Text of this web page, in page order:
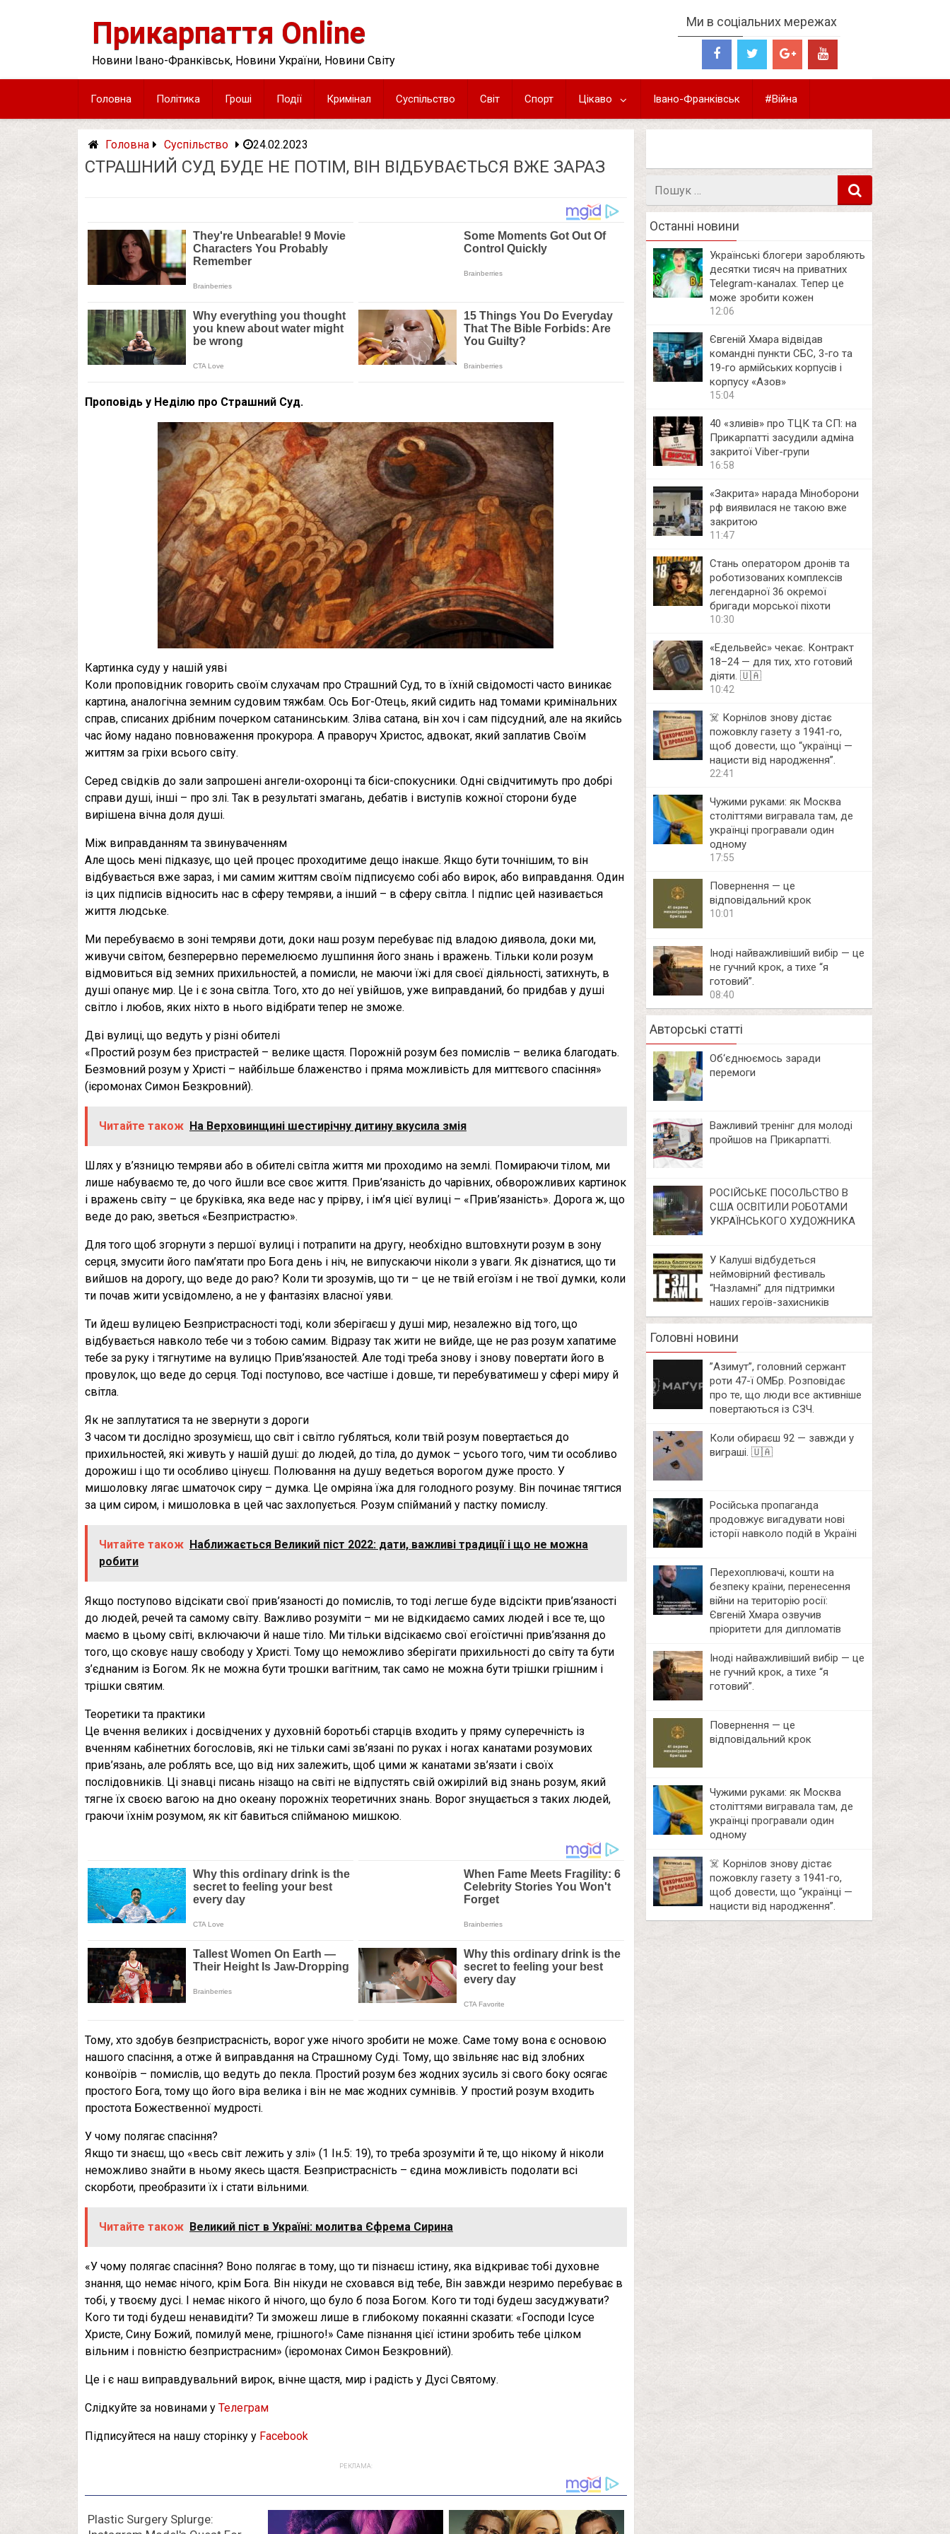
Прикарпаття Online
Новини Івано-Франківськ, Новини України, Новини Світу
Ми в соціальних мережах
Головна Політика Гроші Події Кримінал Суспільство Світ Спорт Цікаво Івано-Франківськ #Війна
Головна Суспільство 24.02.2023
СТРАШНИЙ СУД БУДЕ НЕ ПОТІМ, ВІН ВІДБУВАЄТЬСЯ ВЖЕ ЗАРАЗ
Проповідь у Неділю про Страшний Суд.
Картинка суду у нашій уяві
Коли проповідник говорить своїм слухачам про Страшний Суд, то в їхній свідомості часто виникає
картина, аналогічна земним судовим тяжбам. Ось Бог-Отець, який сидить над томами кримінальних
справ, списаних дрібним почерком сатанинським. Зліва сатана, він хоч і сам підсудний, але на якийсь
час йому надано повноваження прокурора. А праворуч Христос, адвокат, який заплатив Своїм
життям за гріхи всього світу.
Серед свідків до зали запрошені ангели-охоронці та біси-спокусники. Одні свідчитимуть про добрі
справи душі, інші – про злі. Так в результаті змагань, дебатів і виступів кожної сторони буде
вирішена вічна доля душі.
Між виправданням та звинуваченням
Але щось мені підказує, що цей процес проходитиме дещо інакше. Якщо бути точнішим, то він
відбувається вже зараз, і ми самим життям своїм підписуємо собі або вирок, або виправдання. Один
із цих підписів відносить нас в сферу темряви, а інший – в сферу світла. І підпис цей називається
життя людське.
Ми перебуваємо в зоні темряви доти, доки наш розум перебуває під владою диявола, доки ми,
живучи світом, безперервно перемелюємо лушпиння його знань і вражень. Тільки коли розум
відмовиться від земних прихильностей, а помисли, не маючи їжі для своєї діяльності, затихнуть, в
душі опанує мир. Це і є зона світла. Того, хто до неї увійшов, уже виправданий, бо придбав у душі
світло і любов, яких ніхто в нього відібрати тепер не зможе.
Дві вулиці, що ведуть у різні обителі
«Простий розум без пристрастей – велике щастя. Порожній розум без помислів – велика благодать.
Безмовний розум у Христі – найбільше блаженство і пряма можливість для миттєвого спасіння»
(ієромонах Симон Безкровний).
Читайте також На Верховинщині шестирічну дитину вкусила змія
Шлях у в’язницю темряви або в обителі світла життя ми проходимо на землі. Помираючи тілом, ми
лише набуваємо те, до чого йшли все своє життя. Прив’язаність до чарівних, обворожливих картинок
і вражень світу – це бруківка, яка веде нас у прірву, і ім’я цієї вулиці – «Прив’язаність». Дорога ж, що
веде до раю, зветься «Безпристрастю».
Для того щоб згорнути з першої вулиці і потрапити на другу, необхідно вштовхнути розум в зону
серця, змусити його пам’ятати про Бога день і ніч, не випускаючи ніколи з уваги. Як дізнатися, що ти
вийшов на дорогу, що веде до раю? Коли ти зрозумів, що ти – це не твій егоїзм і не твої думки, коли
ти почав жити усвідомлено, а не у фантазіях власної уяви.
Ти йдеш вулицею Безпристрасності тоді, коли зберігаєш у душі мир, незалежно від того, що
відбувається навколо тебе чи з тобою самим. Відразу так жити не вийде, ще не раз розум хапатиме
тебе за руку і тягнутиме на вулицю Прив’язаностей. Але тоді треба знову і знову повертати його в
провулок, що веде до серця. Тоді поступово, все частіше і довше, ти перебуватимеш у сфері миру й
світла.
Як не заплутатися та не звернути з дороги
З часом ти дослідно зрозумієш, що світ і світло губляться, коли твій розум повертається до
прихильностей, які живуть у нашій душі: до людей, до тіла, до думок – усього того, чим ти особливо
дорожиш і що ти особливо цінуєш. Полювання на душу ведеться ворогом дуже просто. У
мишоловку лягає шматочок сиру – думка. Це омріяна їжа для голодного розуму. Він починає тягтися
за цим сиром, і мишоловка в цей час захлопується. Розум спійманий у пастку помислу.
Читайте також Наближається Великий піст 2022: дати, важливі традиції і що не можна
робити
Якщо поступово відсікати свої прив’язаності до помислів, то тоді легше буде відсікти прив’язаності
до людей, речей та самому світу. Важливо розуміти – ми не відкидаємо самих людей і все те, що
маємо в цьому світі, включаючи й наше тіло. Ми тільки відсікаємо свої егоїстичні прив’язання до
того, що сковує нашу свободу у Христі. Тому що неможливо зберігати прихильності до світу та бути
з’єднаним із Богом. Як не можна бути трошки вагітним, так само не можна бути трішки грішним і
трішки святим.
Теоретики та практики
Це вчення великих і досвідчених у духовній боротьбі старців входить у пряму суперечність із
вченням кабінетних богословів, які не тільки самі зв’язані по руках і ногах канатами розумових
прив’язань, але роблять все, що від них залежить, щоб цими ж канатами зв’язати і своїх
послідовників. Ці знавці писань нізащо на світі не відпустять свій ожирілий від знань розум, який
тягне їх своєю вагою на дно океану порожніх теоретичних знань. Ворог знущається з таких людей,
граючи їхнім розумом, як кіт бавиться спійманою мишкою.
Тому, хто здобув безпристрасність, ворог уже нічого зробити не може. Саме тому вона є основою
нашого спасіння, а отже й виправдання на Страшному Суді. Тому, що звільняє нас від злобних
конвоїрів – помислів, що ведуть до пекла. Простий розум без жодних зусиль зі свого боку осягає
простого Бога, тому що його віра велика і він не має жодних сумнівів. У простий розум входить
простота Божественної мудрості.
У чому полягає спасіння?
Якщо ти знаєш, що «весь світ лежить у злі» (1 Ін.5: 19), то треба зрозуміти й те, що нікому й ніколи
неможливо знайти в ньому якесь щастя. Безпристрасність – єдина можливість подолати всі
скорботи, преобразити їх і стати вільними.
Читайте також Великий піст в Україні: молитва Єфрема Сирина
«У чому полягає спасіння? Воно полягає в тому, що ти пізнаєш істину, яка відкриває тобі духовне
знання, що немає нічого, крім Бога. Він нікуди не сховався від тебе, Він завжди незримо перебуває в
тобі, у твоєму дусі. І немає нікого й нічого, що було б поза Богом. Кого ти тоді будеш засуджувати?
Кого ти тоді будеш ненавидіти? Ти зможеш лише в глибокому покаянні сказати: «Господи Ісусе
Христе, Сину Божий, помилуй мене, грішного!» Саме пізнання цієї істини зробить тебе цілком
вільним і повністю безпристрасним» (ієромонах Симон Безкровний).
Це і є наш виправдувальний вирок, вічне щастя, мир і радість у Дусі Святому.
Слідкуйте за новинами у Телеграм
Підписуйтеся на нашу сторінку у Facebook
РЕКЛАМА:
Останні новини
Українські блогери заробляють
десятки тисяч на приватних
Telegram-каналах. Тепер це
може зробити кожен
12:06
Євгеній Хмара відвідав
командні пункти СБС, 3-го та
19-го армійських корпусів і
корпусу «Азов»
15:04
40 «зливів» про ТЦК та СП: на
Прикарпатті засудили адміна
закритої Viber-групи
16:58
«Закрита» нарада Міноборони
рф виявилася не такою вже
закритою
11:47
Стань оператором дронів та
роботизованих комплексів
легендарної 36 окремої
бригади морської піхоти
10:30
«Едельвейс» чекає. Контракт
18–24 — для тих, хто готовий
діяти. 🇺🇦
10:42
☠️ Корнілов знову дістає
пожовклу газету з 1941‑го,
щоб довести, що “українці —
нацисти від народження”.
22:41
Чужими руками: як Москва
століттями вигравала там, де
українці програвали один
одному
17:55
Повернення — це
відповідальний крок
10:01
Іноді найважливіший вибір — це
не гучний крок, а тихе “я
готовий”.
08:40
Авторські статті
Об‘єднюємось заради
перемоги
Важливий тренінг для молоді
пройшов на Прикарпатті.
РОСІЙСЬКЕ ПОСОЛЬСТВО В
США ОСВІТИЛИ РОБОТАМИ
УКРАЇНСЬКОГО ХУДОЖНИКА
У Калуші відбудеться
неймовірний фестиваль
“Назламні” для підтримки
наших героїв-захисників
Головні новини
⁨”Азимут”, головний сержант
роти 47-ї ОМБр. Розповідає
про те, що люди все активніше
повертаються із СЗЧ.
Коли обираєш 92 — завжди у
виграші. 🇺🇦
Російська пропаганда
продовжує вигадувати нові
історії навколо подій в Україні
Перехоплювачі, кошти на
безпеку країни, перенесення
війни на територію росії:
Євгеній Хмара озвучив
пріоритети для дипломатів
Іноді найважливіший вибір — це
не гучний крок, а тихе “я
готовий”.
Повернення — це
відповідальний крок
Чужими руками: як Москва
століттями вигравала там, де
українці програвали один
одному
☠️ Корнілов знову дістає
пожовклу газету з 1941‑го,
щоб довести, що “українці —
нацисти від народження”.